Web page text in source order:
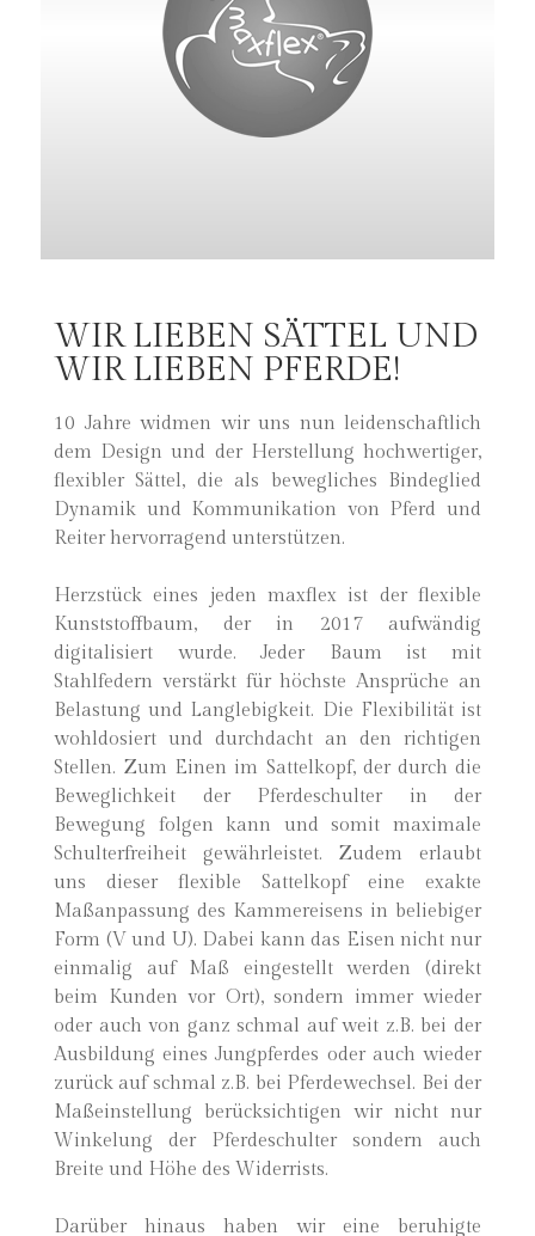
WIR LIEBEN SÄTTEL UND
WIR LIEBEN PFERDE!
10 Jahre widmen wir uns nun leidenschaftlich
dem Design und der Herstellung hochwertiger,
flexibler Sättel, die als bewegliches Bindeglied
Dynamik und Kommunikation von Pferd und
Reiter hervorragend unterstützen.
Herzstück eines jeden maxflex ist der flexible
Kunststoffbaum, der in 2017 aufwändig
digitalisiert wurde. Jeder Baum ist mit
Stahlfedern verstärkt für höchste Ansprüche an
Belastung und Langlebigkeit. Die Flexibilität ist
wohldosiert und durchdacht an den richtigen
Stellen. Zum Einen im Sattelkopf, der durch die
Beweglichkeit der Pferdeschulter in der
Bewegung folgen kann und somit maximale
Schulterfreiheit gewährleistet. Zudem erlaubt
uns dieser flexible Sattelkopf eine exakte
Maßanpassung des Kammereisens in beliebiger
Form (V und U). Dabei kann das Eisen nicht nur
einmalig auf Maß eingestellt werden (direkt
beim Kunden vor Ort), sondern immer wieder
oder auch von ganz schmal auf weit z.B. bei der
Ausbildung eines Jungpferdes oder auch wieder
zurück auf schmal z.B. bei Pferdewechsel. Bei der
Maßeinstellung berücksichtigen wir nicht nur
Winkelung der Pferdeschulter sondern auch
Breite und Höhe des Widerrists.
Darüber hinaus haben wir eine beruhigte